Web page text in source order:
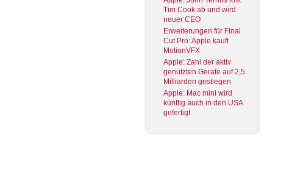
Tim Cook ab und wird
neuer CEO
Erweiterungen für Final
Cut Pro: Apple kauft
MotionVFX
Apple: Zahl der aktiv
genutzten Geräte auf 2,5
Milliarden gestiegen
Apple: Mac mini wird
künftig auch in den USA
gefertigt